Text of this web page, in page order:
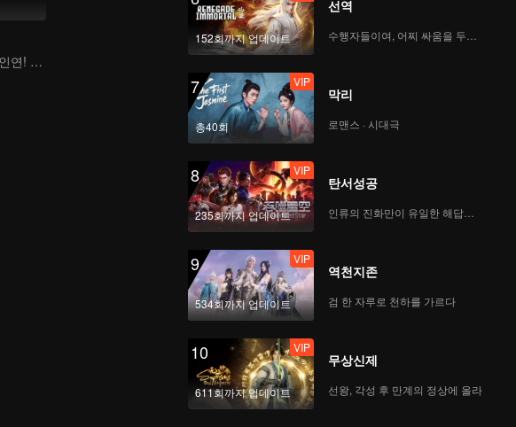
역전된 운명의 인연! 마존의 선녀 아내 구애기
152회까지 업데이트
선역
7
총40회
VIP
막리
로맨스 · 시대극
8
235회까지 업데이트
VIP
탄서성공
인류의 진화만이 유일한 해답이다
9
534회까지 업데이트
VIP
역천지존
검 한 자루로 천하를 가르다
10
611회까지 업데이트
VIP
무상신제
선왕, 각성 후 만계의 정상에 올라